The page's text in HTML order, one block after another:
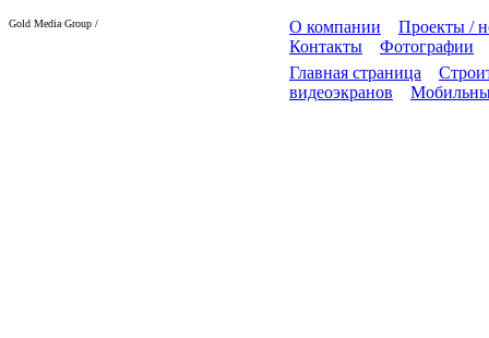
О компании
Проекты /
Контакты
Фотографии
Главная страница
видеоэкранов
Gold Media Group /